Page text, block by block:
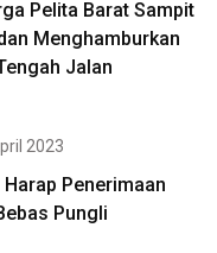
Pelita Barat Sampit
Menghamburkan
Jalan
2023
Harap Penerimaan
Pungli